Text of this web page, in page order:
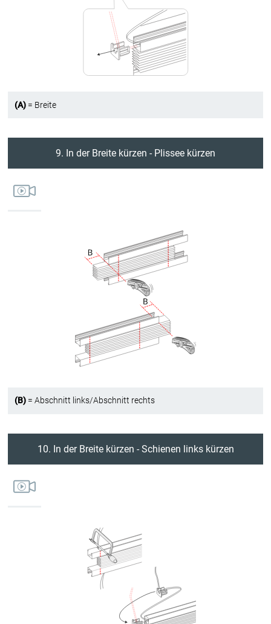
(A) = Breite
9. In der Breite kürzen - Plissee kürzen
(B) = Abschnitt links/Abschnitt rechts
10. In der Breite kürzen - Schienen links kürzen